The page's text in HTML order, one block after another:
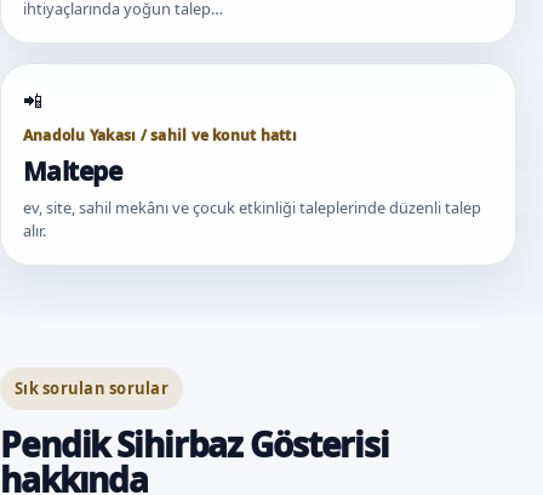
ihtiyaçlarında yoğun talep…
Anadolu Yakası / sahil ve konut hattı
Maltepe
ev, site, sahil mekânı ve çocuk etkinliği taleplerinde düzenli talep
alır.
Sık sorulan sorular
Pendik Sihirbaz Gösterisi
hakkında